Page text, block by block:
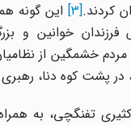
کردند.[3] این گونه
خوانین و
در پشت کوه دنا،
کثیری تفنگچی،